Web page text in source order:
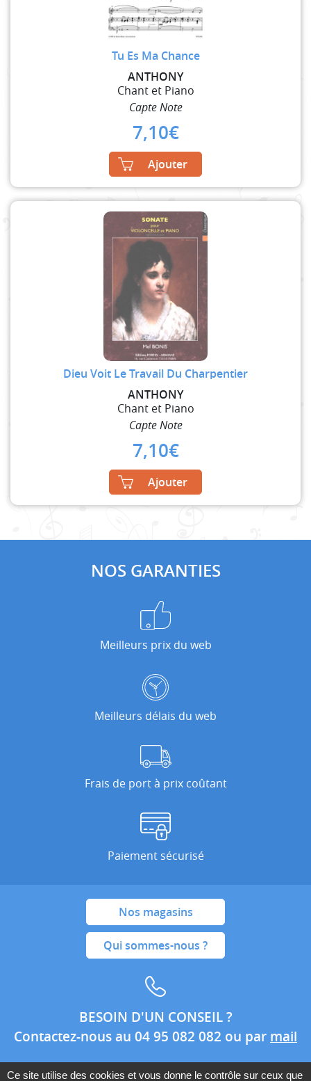
Tu Es Ma Chance
ANTHONY
Chant et Piano
Capte Note
7,10€
Ajouter
Dieu Voit Le Travail Du Charpentier
ANTHONY
Chant et Piano
Capte Note
7,10€
Ajouter
NOS GARANTIES
Meilleurs prix du web
Meilleurs délais du web
Frais de port à prix coûtant
Paiement sécurisé
Nos magasins
Qui sommes-nous ?
BESOIN D'UN CONSEIL ?
Contactez-nous au 04 95 082 082 ou par mail
Ce site utilise des cookies et vous donne le contrôle sur ceux que